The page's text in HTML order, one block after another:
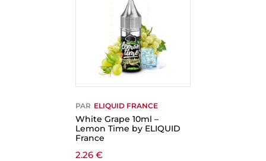
PAR ELIQUID FRANCE
White Grape 10ml –
Lemon Time by ELIQUID
France
2.26 €